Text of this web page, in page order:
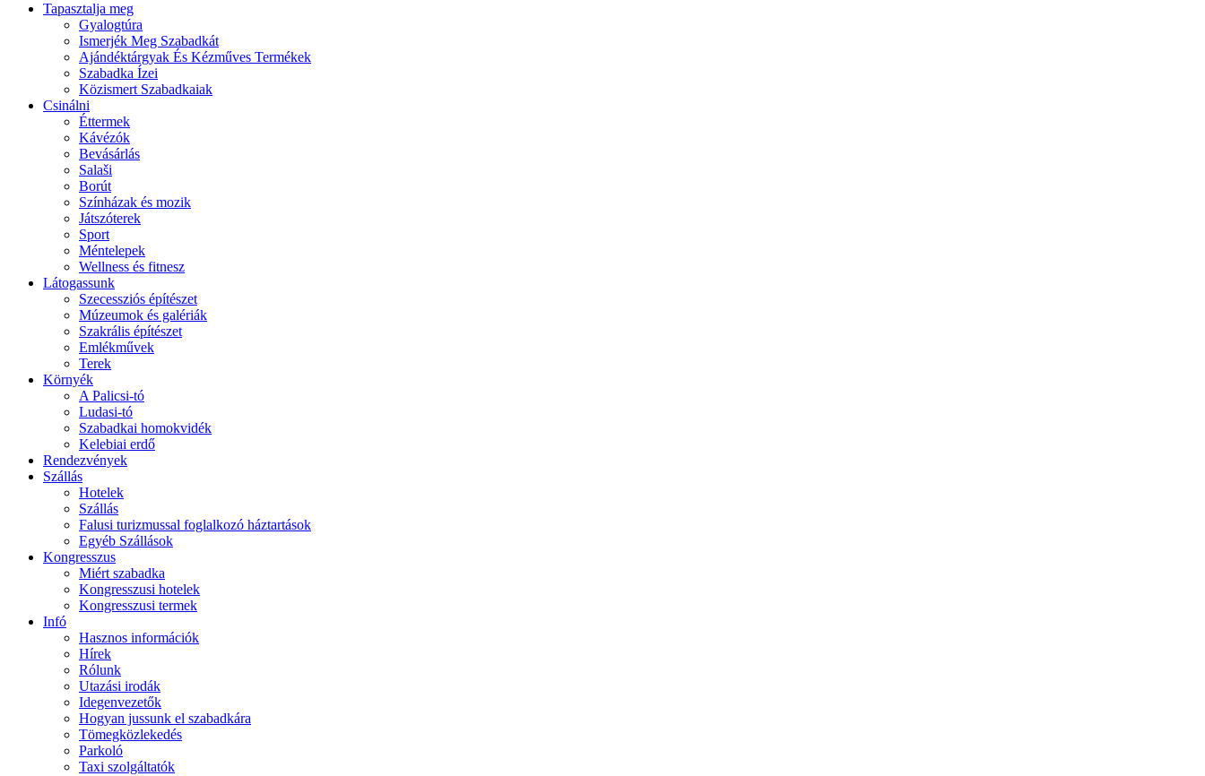
Tapasztalja meg
Gyalogtúra
Ismerjék Meg Szabadkát
Ajándéktárgyak És Kézműves Termékek
Szabadka Ízei
Közismert Szabadkaiak
Csinálni
Éttermek
Kávézók
Bevásárlás
Salaši
Borút
Színházak és mozik
Játszóterek
Sport
Méntelepek
Wellness és fitnesz
Látogassunk
Szecessziós építészet
Múzeumok és galériák
Szakrális építészet
Emlékművek
Terek
Környék
A Palicsi-tó
Ludasi-tó
Szabadkai homokvidék
Kelebiai erdő
Rendezvények
Szállás
Hotelek
Szállás
Falusi turizmussal foglalkozó háztartások
Egyéb Szállások
Kongresszus
Miért szabadka
Kongresszusi hotelek
Kongresszusi termek
Infó
Hasznos információk
Hírek
Rólunk
Utazási irodák
Idegenvezetők
Hogyan jussunk el szabadkára
Tömegközlekedés
Parkoló
Taxi szolgáltatók